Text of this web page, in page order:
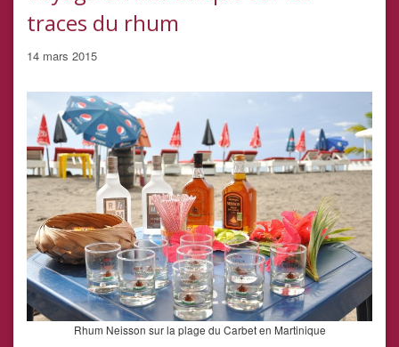
traces du rhum
14 mars 2015
Rhum Neisson sur la plage du Carbet en Martinique